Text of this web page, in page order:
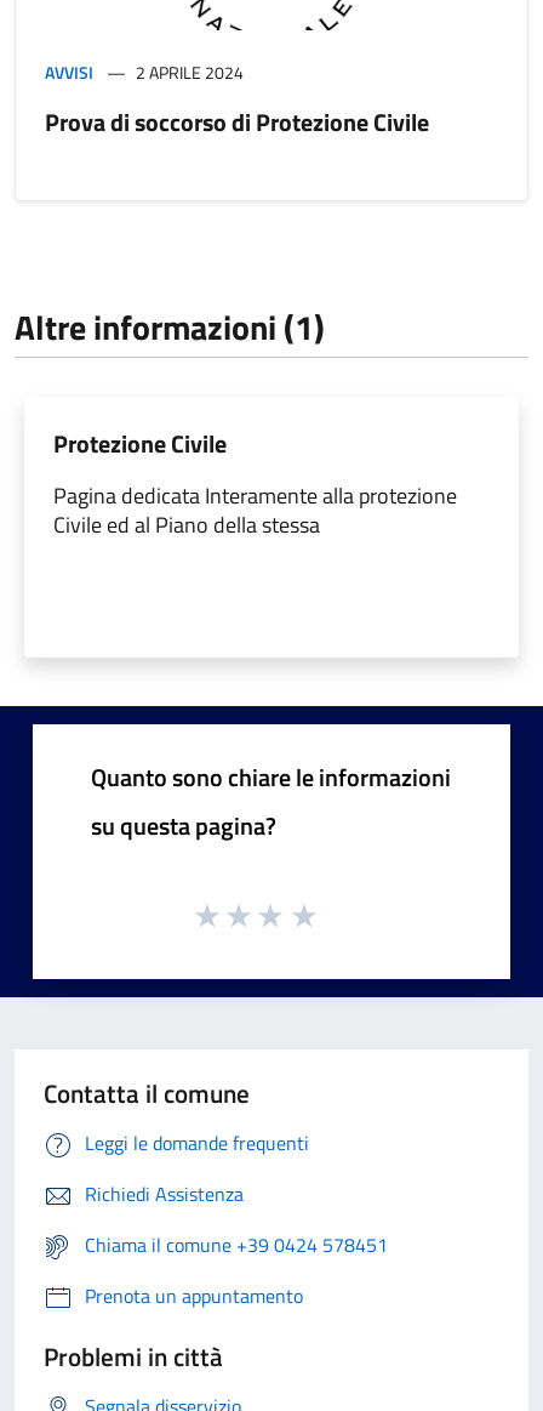
AVVISI 2 APRILE 2024
Prova di soccorso di Protezione Civile
Altre informazioni (1)
Protezione Civile
Pagina dedicata Interamente alla protezione
Civile ed al Piano della stessa
Quanto sono chiare le informazioni
su questa pagina?
Contatta il comune
Leggi le domande frequenti
Richiedi Assistenza
Chiama il comune +39 0424 578451
Prenota un appuntamento
Problemi in città